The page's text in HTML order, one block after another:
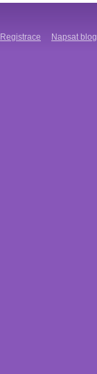
Registrace Napsat blog